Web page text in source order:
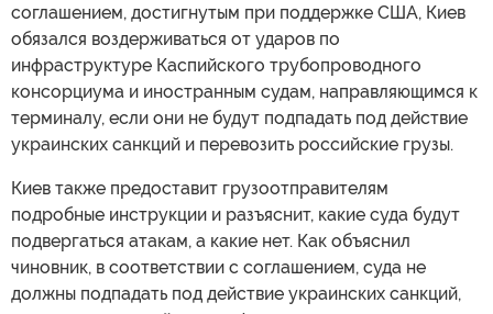
соглашением, достигнутым при поддержке США, Киев
обязался воздерживаться от ударов по
инфраструктуре Каспийского трубопроводного
консорциума и иностранным судам, направляющимся к
терминалу, если они не будут подпадать под действие
украинских санкций и перевозить российские грузы.
Киев также предоставит грузоотправителям
подробные инструкции и разъяснит, какие суда будут
подвергаться атакам, а какие нет. Как объяснил
чиновник, в соответствии с соглашением, суда не
должны подпадать под действие украинских санкций,